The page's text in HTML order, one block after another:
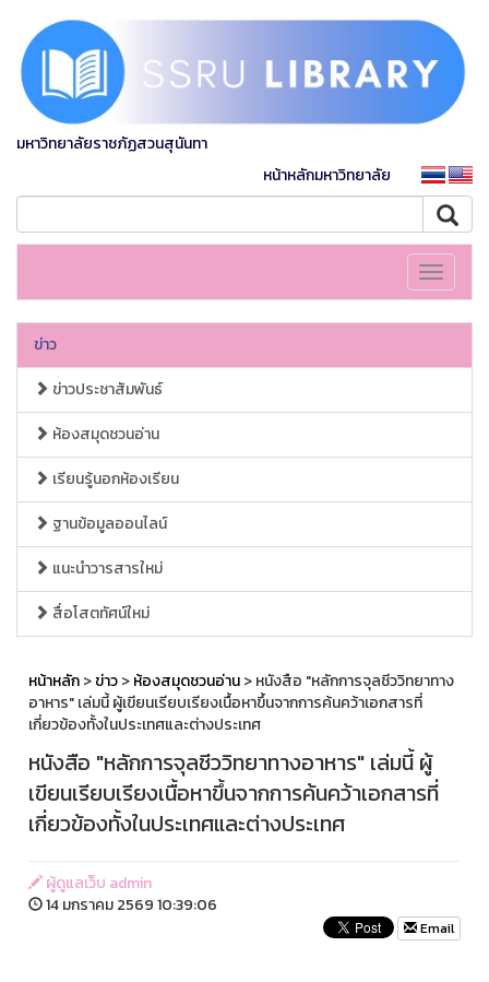
มหาวิทยาลัยราชภัฏสวนสุนันทา
หน้าหลักมหาวิทยาลัย
Toggle
ข่าว
ข่าวประชาสัมพันธ์
ห้องสมุดชวนอ่าน
เรียนรู้นอกห้องเรียน
ฐานข้อมูลออนไลน์
แนะนำวารสารใหม่
สื่อโสตทัศน์ใหม่
หน้าหลัก>ข่าว>ห้องสมุดชวนอ่าน> หนังสือ "หลักการจุลชีววิทยาทาง
อาหาร" เล่มนี้ ผู้เขียนเรียบเรียงเนื้อหาขึ้นจากการค้นคว้าเอกสารที่
เกี่ยวข้องทั้งในประเทศและต่างประเทศ
หนังสือ "หลักการจุลชีววิทยาทางอาหาร" เล่มนี้ ผู้
เขียนเรียบเรียงเนื้อหาขึ้นจากการค้นคว้าเอกสารที่
เกี่ยวข้องทั้งในประเทศและต่างประเทศ
ผู้ดูแลเว็บ admin
14 มกราคม 2569 10:39:06
Email